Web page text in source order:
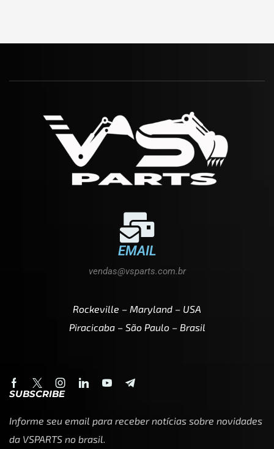
EMAIL
vendas@vsparts.com.br
Rockeville – Maryland – USA
Piracicaba – São Paulo – Brasil
SUBSCRIBE
Informe seu email para receber notícias sobre novidades
da VSPARTS no brasil.